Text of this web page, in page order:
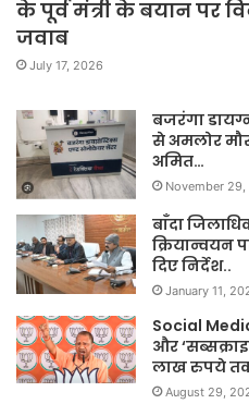
के पूर्व मंत्री के बयान पर
जवाब
July 17, 2026
बजरंगा
से अमलोर
अमित…
November
बाँदा
क्रियान्वयन
दिए निर्देश..
January 11,
Social
और
लाख रुपये
August 29,